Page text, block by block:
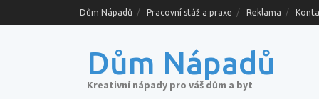
to
Dům Nápadů Pracovní stáž a praxe Reklama
Dům Nápadů
Kreativní nápady pro váš dům a byt